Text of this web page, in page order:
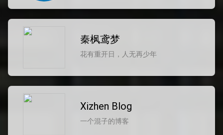
秦枫鸢梦
花有重开日，人无再少年
Xizhen Blog
一个混子的博客